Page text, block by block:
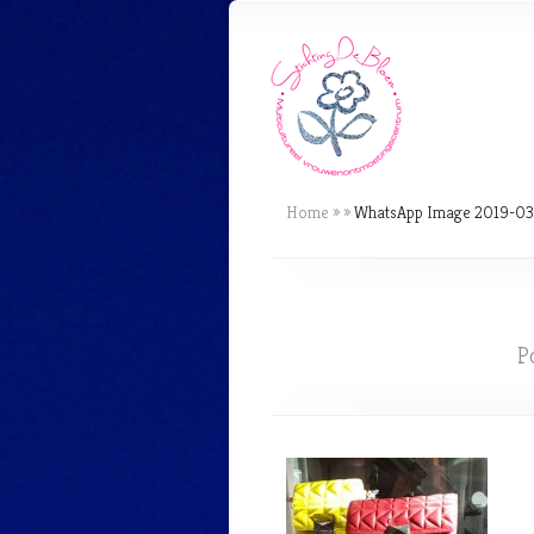
Home » »WhatsApp Image 2019-